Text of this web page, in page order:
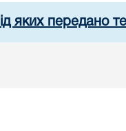
яких передано